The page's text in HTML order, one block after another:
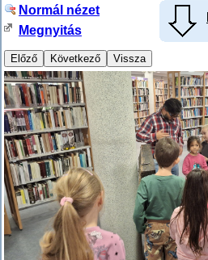
Normál nézet
Megnyitás